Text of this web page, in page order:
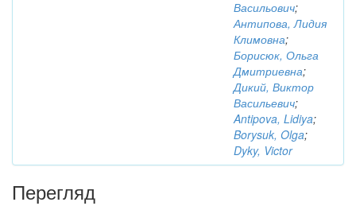
Васильович;
Антипова, Лидия
Климовна;
Борисюк, Ольга
Дмитриевна;
Дикий, Виктор
Васильевич;
Antipova, Lidiya;
Borysuk, Olga;
Dyky, Victor
Перегляд